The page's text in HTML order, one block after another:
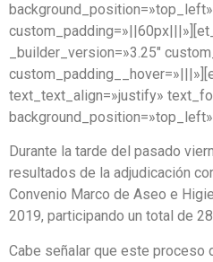
_builder_version=»3.25″
text_text_align=»justify»
Durante la tarde del pasado
resultados de la adjudicación
Convenio Marco de Aseo e
2019, participando un total de
Cabe señalar que este proceso